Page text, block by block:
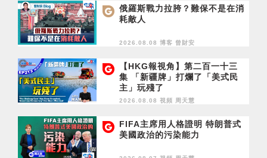
俄羅斯戰力拉胯？難保不是在消
耗敵人
2026.08.08 博客 曾財安
【HKG報視角】第二百一十三
集 「新疆牌」打爛了「美式民
主」玩殘了
2026.08.08 視頻 周天慧
FIFA主席用人格證明 特朗普式
美國政治的污染能力